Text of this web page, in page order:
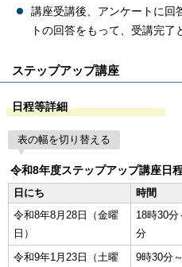
講座受講後、アンケートに回
トの回答をもって、受講完了
ステップアップ講座
日程等詳細
表の幅を切り替える
令和8年度ステップアップ講座日
日にち
時間
令和8年8月28日（金曜
日）
18時30分
分
令和9年1月23日（土曜
9時30分